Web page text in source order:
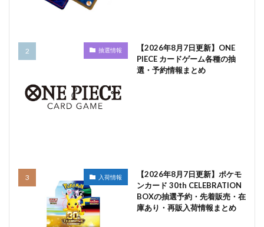
抽選情報
【2026年8月7日更新】ONE
PIECE カードゲーム各種の抽
選・予約情報まとめ
入荷情報
【2026年8月7日更新】ポケモ
ンカード 30th CELEBRATION
BOXの抽選予約・先着販売・在
庫あり・再販入荷情報まとめ